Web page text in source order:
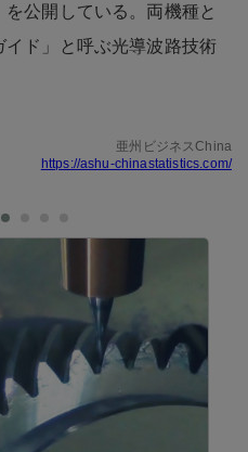
公開している。両機種と
イド」と呼ぶ光導波路技術
亜州ビジネスChina
https://ashu-chinastatistics.com/